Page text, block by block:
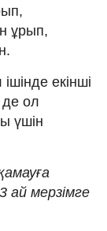
ұрып,
екінші
де ол
үшін
ай мерзімге